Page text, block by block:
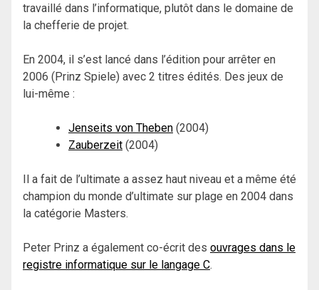
travaillé dans l’informatique, plutôt dans le domaine de
la chefferie de projet.
En 2004, il s’est lancé dans l’édition pour arrêter en
2006 (Prinz Spiele) avec 2 titres édités. Des jeux de
lui-même :
Jenseits von Theben (2004)
Zauberzeit (2004)
Il a fait de l’ultimate a assez haut niveau et a même été
champion du monde d’ultimate sur plage en 2004 dans
la catégorie Masters.
Peter Prinz a également co-écrit des ouvrages dans le
registre informatique sur le langage C.